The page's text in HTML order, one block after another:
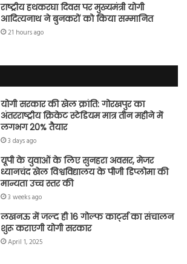
राष्ट्रीय हथकरघा दिवस पर मुख्यमंत्री योगी
आदित्यनाथ ने बुनकरों को किया सम्मानित
21 hours ago
योगी सरकार की खेल क्रांति: गोरखपुर का
अंतरराष्ट्रीय क्रिकेट स्टेडियम मात्र तीन महीने में
लगभग 20% तैयार
3 days ago
यूपी के युवाओं के लिए सुनहरा अवसर, मेजर
ध्यानचंद खेल विश्वविद्यालय के पीजी डिप्लोमा की
मान्यता उच्च स्तर की
3 weeks ago
लखनऊ में जल्द ही 16 गोल्फ कार्ट्स का संचालन
शुरू कराएगी योगी सरकार
April 1, 2025